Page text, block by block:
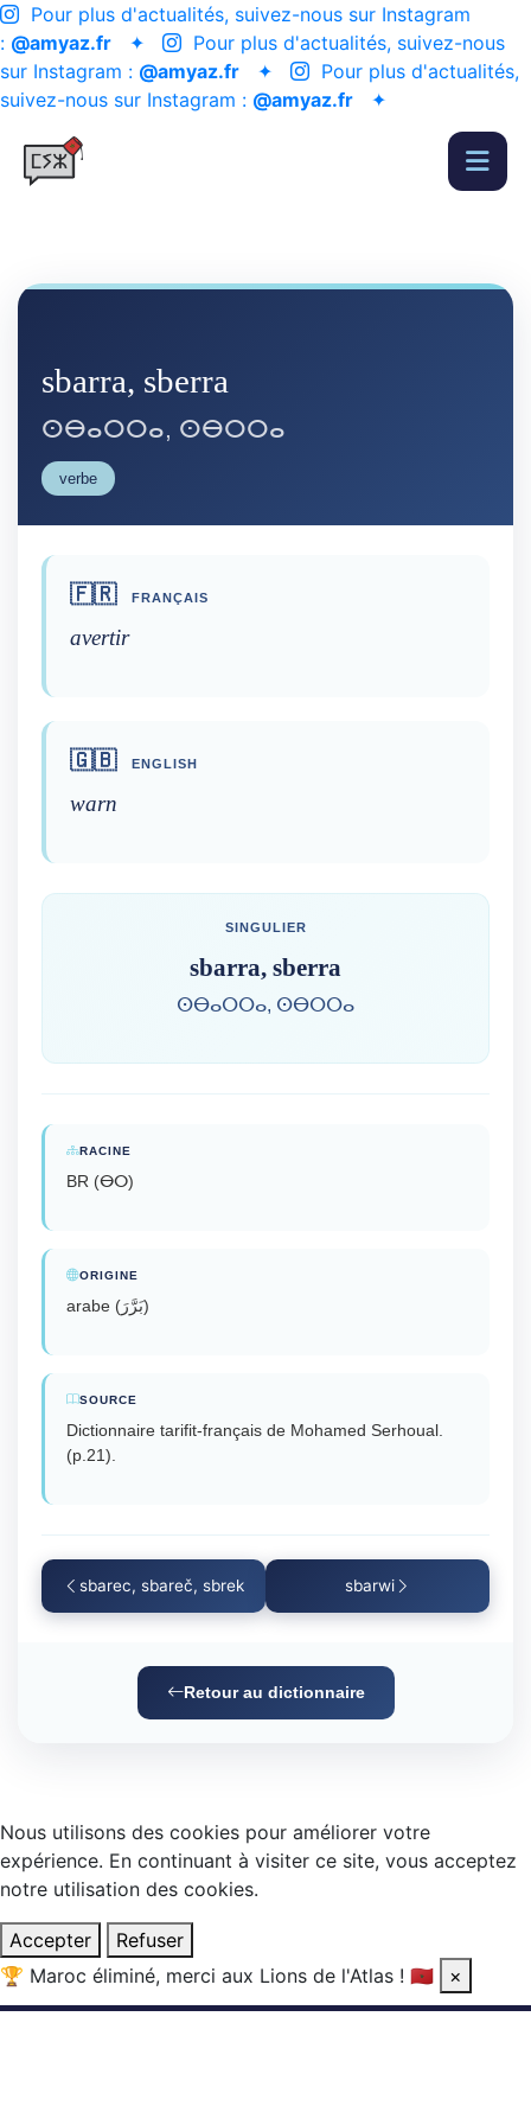
Pour plus d'actualités, suivez-nous sur Instagram
: @amyaz.fr ✦
Pour plus d'actualités, suivez-nous
sur Instagram : @amyaz.fr ✦
Pour plus d'actualités,
suivez-nous sur Instagram : @amyaz.fr ✦
sbarra, sberra
ⵙⴱⴰⵔⵔⴰ, ⵙⴱⵔⵔⴰ
verbe
🇫🇷 FRANÇAIS
avertir
🇬🇧 ENGLISH
warn
SINGULIER
sbarra, sberra
ⵙⴱⴰⵔⵔⴰ, ⵙⴱⵔⵔⴰ
RACINE
BR (ⴱⵔ)
ORIGINE
arabe (بَرَّرَ)
SOURCE
Dictionnaire tarifit-français de Mohamed Serhoual.
(p.21).
sbarec, sbareč, sbrek sbarwi
Retour au dictionnaire
Nous utilisons des cookies pour améliorer votre
expérience. En continuant à visiter ce site, vous acceptez
notre utilisation des cookies.
Accepter
Refuser
🏆 Maroc éliminé, merci aux Lions de l'Atlas ! 🇲🇦 ×